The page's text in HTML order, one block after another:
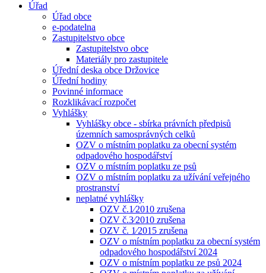
Úřad
Úřad obce
e-podatelna
Zastupitelstvo obce
Zastupitelstvo obce
Materiály pro zastupitele
Úřední deska obce Držovice
Úřední hodiny
Povinné informace
Rozklikávací rozpočet
Vyhlášky
Vyhlášky obce - sbírka právních předpisů
územních samosprávných celků
OZV o místním poplatku za obecní systém
odpadového hospodářství
OZV o místním poplatku ze psů
OZV o místním poplatku za užívání veřejného
prostranství
neplatné vyhlášky
OZV č.1⁄2010 zrušena
OZV č.3⁄2010 zrušena
OZV č. 1⁄2015 zrušena
OZV o místním poplatku za obecní systém
odpadového hospodářství 2024
OZV o místním poplatku ze psů 2024